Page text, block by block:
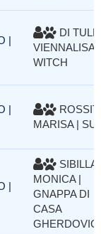
|
DI
VIENNALISA |
WITCH
|
ROSSIT
MARISA |
|
SIBILLA
MONICA |
GNAPPA DI
CASA